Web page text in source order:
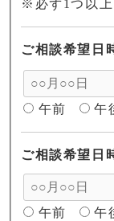
※必ず1つ以上
ご相談希望日
午前 午
ご相談希望日
午前 午